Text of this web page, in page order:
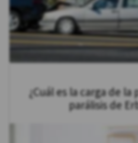
¿Cuál es la carga de
parálisis de